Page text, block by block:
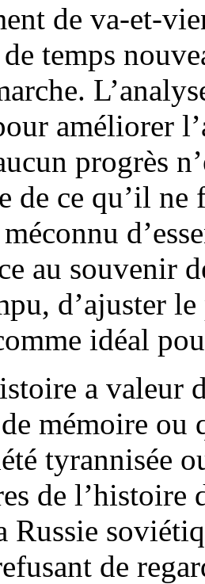
de va-et-
de temps
améliorer
progrès
de ce qu’il
au souvenir
d’ajuster
idéal
a valeur
mémoire ou
tyrannisée
de l’histoire
Russie
de